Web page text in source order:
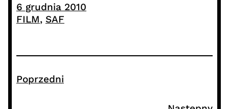
6 grudnia 2010
FILM, SAF
Poprzedni